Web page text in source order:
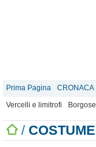
Prima Pagina CRONACA
Vercelli e limitrofi
/